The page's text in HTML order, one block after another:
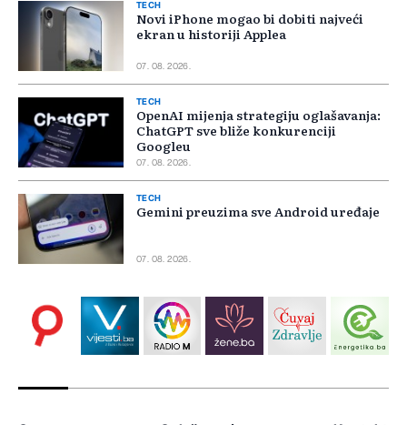
TECH
Novi iPhone mogao bi dobiti najveći
ekran u historiji Applea
07. 08. 2026.
TECH
OpenAI mijenja strategiju oglašavanja:
ChatGPT sve bliže konkurenciji
Googleu
07. 08. 2026.
TECH
Gemini preuzima sve Android uređaje
07. 08. 2026.